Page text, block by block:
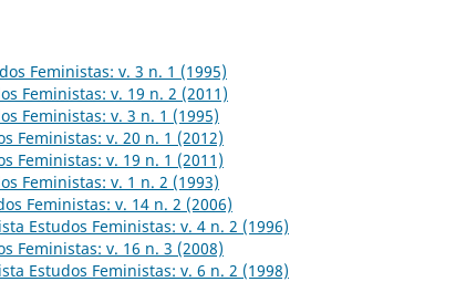
Feministas: v. 3 n. 1 (1995)
Feministas: v. 19 n. 2 (2011)
Feministas: v. 3 n. 1 (1995)
Feministas: v. 20 n. 1 (2012)
Feministas: v. 19 n. 1 (2011)
Feministas: v. 1 n. 2 (1993)
Feministas: v. 14 n. 2 (2006)
Estudos Feministas: v. 4 n. 2 (1996)
Feministas: v. 16 n. 3 (2008)
Estudos Feministas: v. 6 n. 2 (1998)